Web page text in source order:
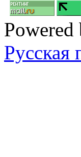
Powered
Русская